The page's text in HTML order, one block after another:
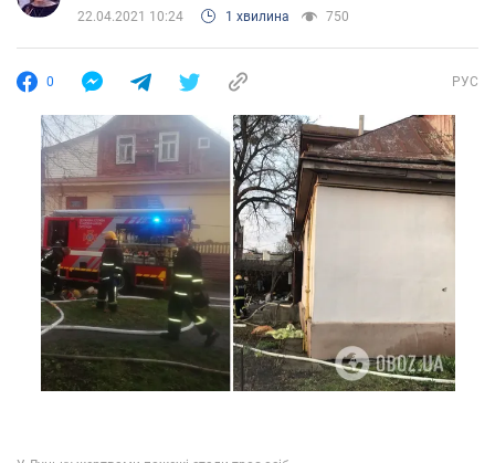
22.04.2021 10:24 1 хвилина 750
0 РУС